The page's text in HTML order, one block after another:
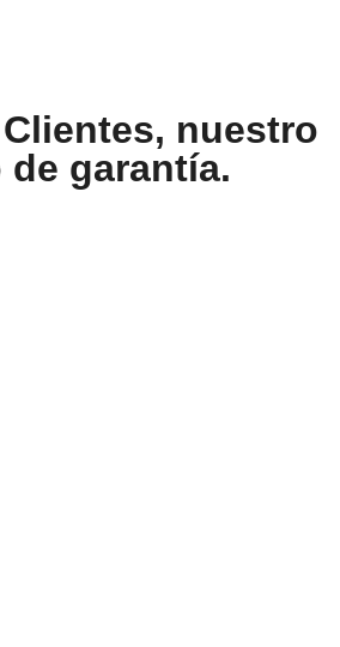
nuestro
de garantía.